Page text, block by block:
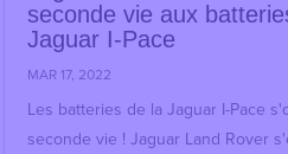
seconde vie aux
Jaguar I-Pace
MAR 17, 2022
Les batteries de la Jaguar I-Pace
seconde vie ! Jaguar Land Rover